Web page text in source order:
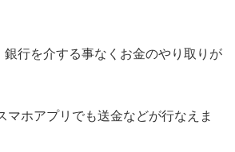
銀行を介する事なくお金のやり取りが
マホアプリでも送金などが行なえま